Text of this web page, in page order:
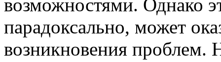
возможностями. Однако
парадоксально, может
возникновения проблем.